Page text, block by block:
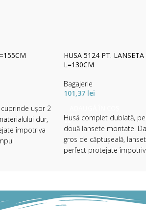
ușor 2
dur,
împotriva
acoperit cu
HUSA 5124 PT.
L=130CM
Bagajerie
101,37 lei
Husă complet dublată,
două lansete montate.
gros de căptușeală,
perfect protejate
Material: 100% polyester
PVC)